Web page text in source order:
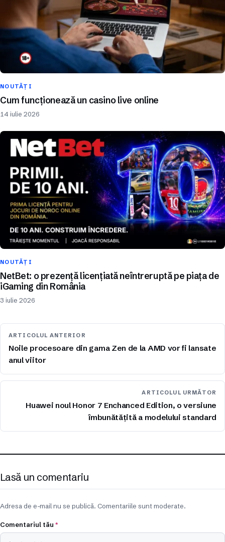
NOUTĂȚI
Cum funcționează un casino live online
14 iulie 2026
NOUTĂȚI
NetBet: o prezență licențiată neîntreruptă pe piața de
iGaming din România
3 iulie 2026
ARTICOLUL ANTERIOR
Noile procesoare din gama Zen de la AMD vor fi lansate
anul viitor
ARTICOLUL URMĂTOR
Huawei noul Honor 7 Enchanced Edition, o versiune
îmbunătățită a modelului standard
Lasă un comentariu
Adresa de e-mail nu se publică. Comentariile sunt moderate.
Comentariul tău *